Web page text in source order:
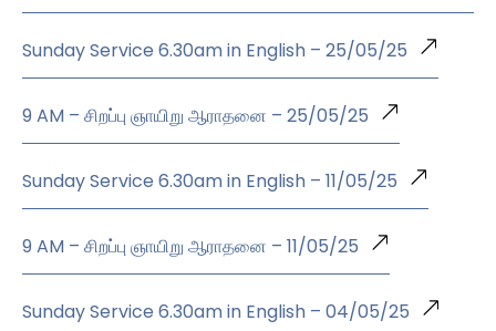
Sunday Service 6.30am in English – 25/05/25
9 AM – சிறப்பு ஞாயிறு ஆராதனை – 25/05/25
Sunday Service 6.30am in English – 11/05/25
9 AM – சிறப்பு ஞாயிறு ஆராதனை – 11/05/25
Sunday Service 6.30am in English – 04/05/25